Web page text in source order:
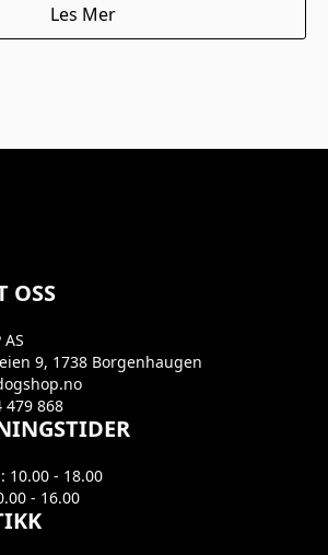
Les Mer
OSS
AS
9, 1738 Borgenhaugen
868
10.00 - 18.00
- 16.00